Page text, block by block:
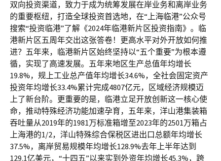
双向投资渠道，致力于成为统筹发展在岸业务和离岸业务
的重要枢纽，打造全球投资首选地，在“上海临港”公众号
搜索“投资临港”了解《2024年临港新片区投资指南》。临
港新片区五周年交出这张答卷！更高水平对外开放如何推
进？五年来，临港新片区始终坚持以“五个重要”为根本遵
循，实现了高速发展。五年来地区生产总值年均增长
19.8%，规上工业总产值年均增长34.6%，全社会固定资产
投资年均增长33.4%累计完成4807亿元，区域经济规模迈
上了新台阶。更重要的是，临港立足开放创新这一核心使
命，推动特殊经济功能加速孕育，五年来，洋山港集装箱
吞吐量从2019年的1981万标准箱增至2023年的2501万箱占
上海港的1/2，洋山特殊综合保税区进出口总额年均增长
37.5%，离岸贸易规模年均增长128.9%去年上半年达到
129.1亿美元，“十四五”以来实到外资年均增长45.3%，跨